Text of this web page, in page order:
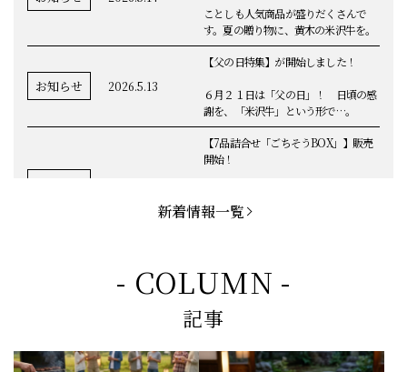
ことしも人気商品が盛りだくさんで
す。夏の贈り物に、黄木の米沢牛を。
お知らせ 2026.5.13
【父の日特集】が開始しました！
６月２１日は「父の日」！ 日頃の感
謝を、「米沢牛」という形で…。
【7品詰合せ「ごちそうBOX」】販売
開始！
ンチカツ」など、黄木の自慢が詰まっ
てます。
【BBQ(バーベキュー)特集】これから
の時期にぴったりなBBQにオススメな
米沢牛の商品をご紹介いたします。今
回限定のBBQセットや、定番部位のお
すすめ商品もございます！
新着情報一覧
- COLUMN -
記事